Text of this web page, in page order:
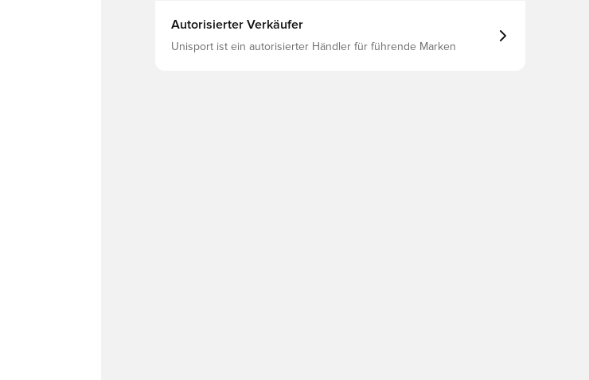
Autorisierter Verkäufer
Unisport ist ein autorisierter Händler für führende Marken